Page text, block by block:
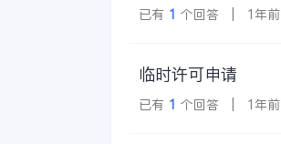
已有 1 个回答 | 1年前
临时许可申请
已有 1 个回答 | 1年前